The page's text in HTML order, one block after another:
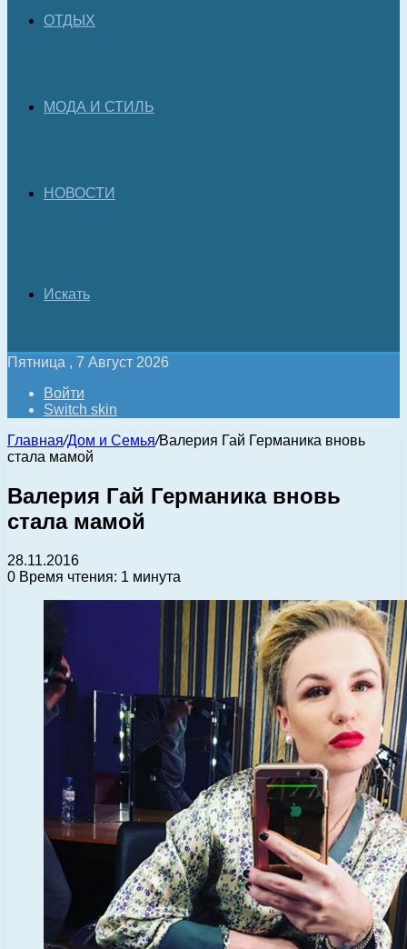
ОТДЫХ
МОДА И СТИЛЬ
НОВОСТИ
Искать
Пятница , 7 Август 2026
Войти
Switch skin
Главная/Дом и Семья/Валерия Гай Германика вновь
стала мамой
Валерия Гай Германика вновь
стала мамой
28.11.2016
0 Время чтения: 1 минута